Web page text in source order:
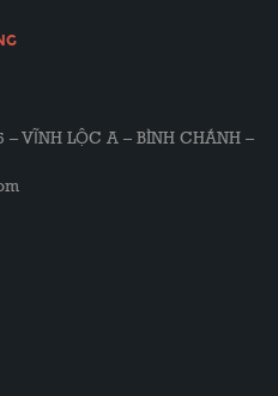
VĨNH LỘC A – BÌNH CHÁNH –